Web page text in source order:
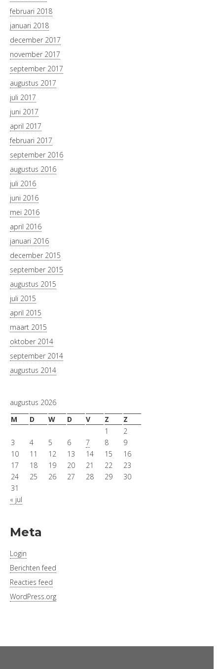
februari 2018
januari 2018
december 2017
november 2017
september 2017
augustus 2017
juli 2017
juni 2017
april 2017
februari 2017
september 2016
augustus 2016
juli 2016
juni 2016
mei 2016
april 2016
januari 2016
december 2015
september 2015
augustus 2015
juli 2015
april 2015
maart 2015
oktober 2014
september 2014
augustus 2014
augustus 2026
M
D W D V Z
Z
1
2
3
4 5 6 7 8
9
10
11 12 13 14 15
16
17
18 19 20 21 22
23
24
25 26 27 28 29
30
31
« jul
Meta
Login
Berichten feed
Reacties feed
WordPress.org